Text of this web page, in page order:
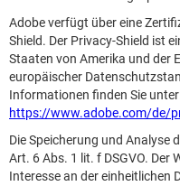
Adobe verfügt über eine
Shield. Der Privacy-Shield ist
Staaten von Amerika und der
europäischer
Informationen finden Sie
https://www.adobe.com/de/
Die Speicherung und Analyse
Art. 6 Abs. 1 lit. f DSGVO. Der
Interesse an der einheitlichen